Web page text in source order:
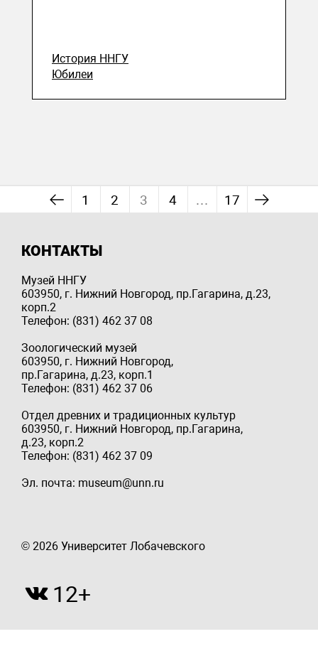
История ННГУ
Юбилеи
1 2 3 4 … 17
КОНТАКТЫ
Музей ННГУ
603950, г. Нижний Новгород, пр.Гагарина, д.23,
корп.2
Телефон: (831) 462 37 08
Зоологический музей
603950, г. Нижний Новгород,
пр.Гагарина, д.23, корп.1
Телефон: (831) 462 37 06
Отдел древних и традиционных культур
603950, г. Нижний Новгород, пр.Гагарина,
д.23, корп.2
Телефон: (831) 462 37 09
Эл. почта: museum@unn.ru
© 2026 Университет Лобачевского
12+